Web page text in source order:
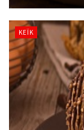
ΚΈΙΚ